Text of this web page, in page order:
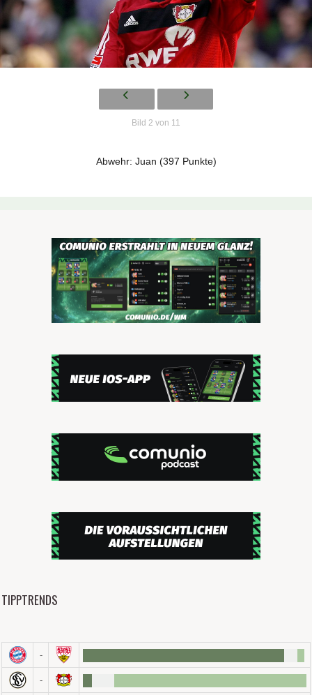
Bild 2 von 11
Abwehr: Juan (397 Punkte)
TIPPTRENDS
-
-